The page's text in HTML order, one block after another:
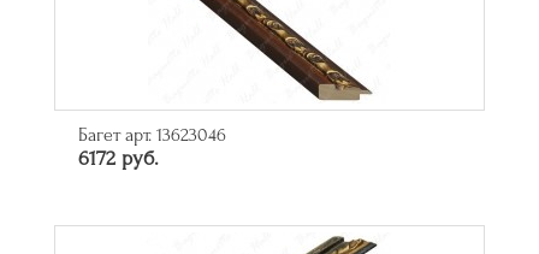
Багет арт. 13623046
6172 руб.